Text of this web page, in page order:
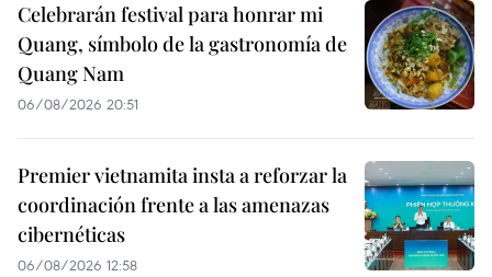
Celebrarán festival para honrar mi
Quang, símbolo de la gastronomía de
Quang Nam
06/08/2026 20:51
Premier vietnamita insta a reforzar la
coordinación frente a las amenazas
cibernéticas
06/08/2026 12:58